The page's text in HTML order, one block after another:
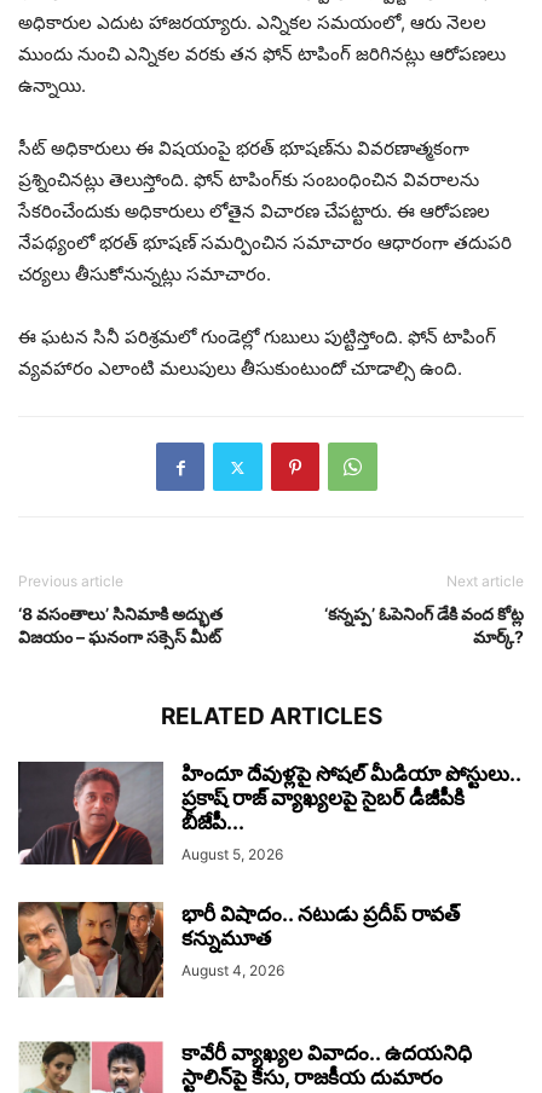
అధికారుల ఎదుట హాజరయ్యారు. ఎన్నికల సమయంలో, ఆరు నెలల
ముందు నుంచి ఎన్నికల వరకు తన ఫోన్ టాపింగ్ జరిగినట్లు ఆరోపణలు
ఉన్నాయి.
సీట్ అధికారులు ఈ విషయంపై భరత్ భూషణ్‌ను వివరణాత్మకంగా
ప్రశ్నించినట్లు తెలుస్తోంది. ఫోన్ టాపింగ్‌కు సంబంధించిన వివరాలను
సేకరించేందుకు అధికారులు లోతైన విచారణ చేపట్టారు. ఈ ఆరోపణల
నేపథ్యంలో భరత్ భూషణ్ సమర్పించిన సమాచారం ఆధారంగా తదుపరి
చర్యలు తీసుకోనున్నట్లు సమాచారం.
ఈ ఘటన సినీ పరిశ్రమలో గుండెల్లో గుబులు పుట్టిస్తోంది. ఫోన్ టాపింగ్
వ్యవహారం ఎలాంటి మలుపులు తీసుకుంటుందో చూడాల్సి ఉంది.
Previous article
‘8 వసంతాలు’ సినిమాకి అద్భుత
విజయం – ఘనంగా సక్సెస్ మీట్
Next article
‘కన్నప్ప’ ఓపెనింగ్ డేకి వంద కోట్ల
మార్క్?
RELATED ARTICLES
హిందూ దేవుళ్లపై సోషల్ మీడియా పోస్టులు..
ప్రకాష్ రాజ్ వ్యాఖ్యలపై సైబర్ డీజీపీకి
బీజేపీ...
August 5, 2026
భారీ విషాదం.. నటుడు ప్రదీప్ రావత్
కన్నుమూత
August 4, 2026
కావేరీ వ్యాఖ్యల వివాదం.. ఉదయనిధి
స్టాలిన్‌పై కేసు, రాజకీయ దుమారం